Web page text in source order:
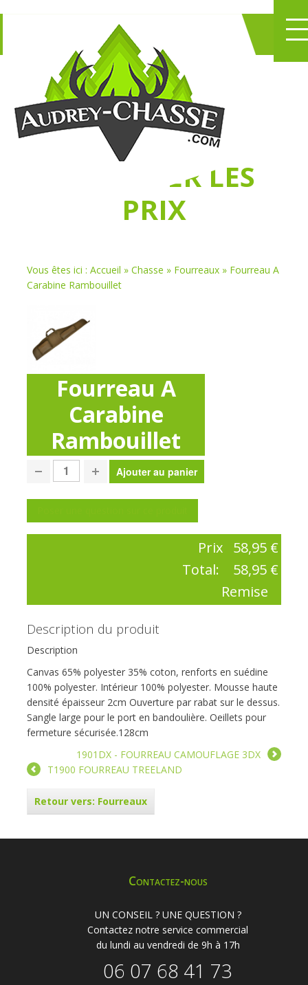
NE PERDEZ PLUS
DE TEMPS
CHASSER LES
PRIX
Vous êtes ici : Accueil » Chasse » Fourreaux » Fourreau A
Carabine Rambouillet
Fourreau A
Carabine
Rambouillet
Prix 58,95 €
Total:
58,95 €
Remise
Description du produit
Description
Canvas 65% polyester 35% coton, renforts en suédine
100% polyester. Intérieur 100% polyester. Mousse haute
densité épaisseur 2cm Ouverture par rabat sur le dessus.
Sangle large pour le port en bandoulière. Oeillets pour
fermeture sécurisée.128cm
1901DX - FOURREAU CAMOUFLAGE 3DX
T1900 FOURREAU TREELAND
Retour vers: Fourreaux
Contactez-nous
UN CONSEIL ? UNE QUESTION ?
Contactez notre service commercial
du lundi au vendredi de 9h à 17h
06 07 68 41 73